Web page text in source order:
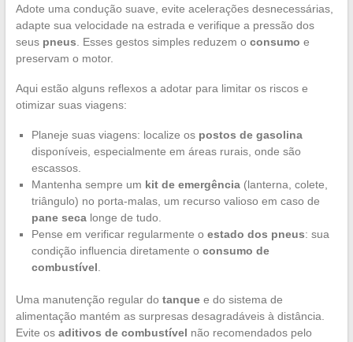
Adote uma condução suave, evite acelerações desnecessárias,
adapte sua velocidade na estrada e verifique a pressão dos
seus pneus . Esses gestos simples reduzem o consumo e
preservam o motor.
Aqui estão alguns reflexos a adotar para limitar os riscos e
otimizar suas viagens:
Planeje suas viagens: localize os postos de gasolina
disponíveis, especialmente em áreas rurais, onde são
escassos.
Mantenha sempre um kit de emergência(lanterna, colete,
triângulo) no porta-malas, um recurso valioso em caso de
pane secalonge de tudo.
Pense em verificar regularmente o estado dos pneus: sua
condição influencia diretamente o consumo de
combustível
Uma manutenção regular do tanquee do sistema de
alimentação mantém as surpresas desagradáveis à distância.
Evite os aditivos de combustível não recomendados pelo